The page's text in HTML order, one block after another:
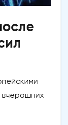
вчерашних